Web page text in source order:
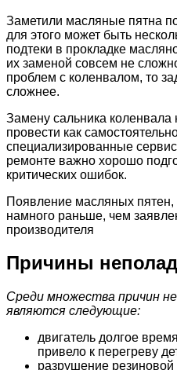
Заметили масляные пятна
для этого может быть
подтеки в прокладке
их заменой совсем не
проблем с коленвалом, то
сложнее.
Замену сальника
провести как
специализированные
ремонте важно хорошо
критических ошибок.
Появление масляных пятен,
намного раньше, чем
производителя
Причины
Среди множества причин
являются следующие:
двигатель долгое
привело к перегреву
разрушение